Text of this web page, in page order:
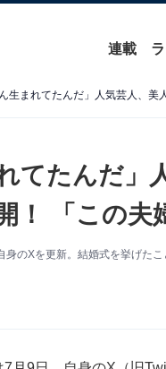
連載
生まれてたんだ」人気芸人、
てたんだ」
！ 「この夫
のXを更新。結婚式を挙げた